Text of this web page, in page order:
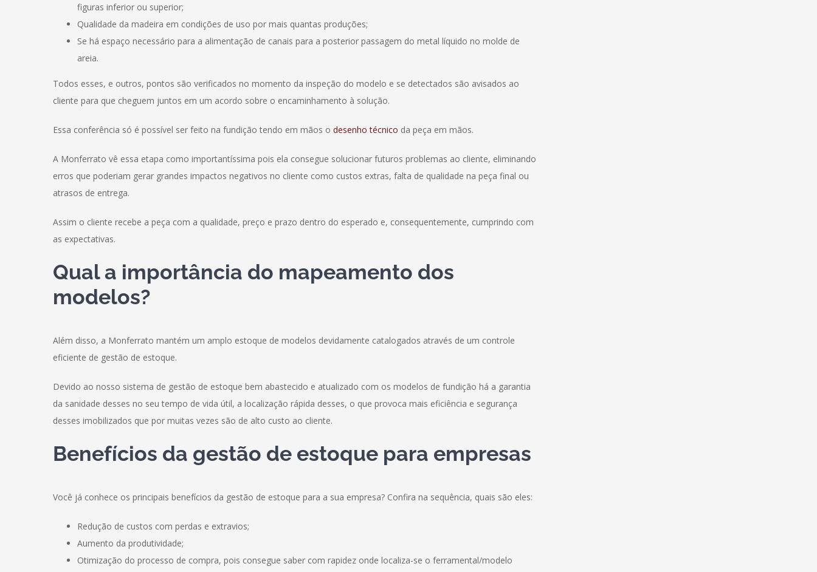
figuras inferior ou superior;
Qualidade da madeira em condições de uso por mais quantas produções;
Se há espaço necessário para a alimentação de canais para a posterior passagem do metal líquido no molde de
areia.
Todos esses, e outros, pontos são verificados no momento da inspeção do modelo e se detectados são avisados ao
cliente para que cheguem juntos em um acordo sobre o encaminhamento à solução.
Essa conferência só é possível ser feito na fundição tendo em mãos o desenho técnico da peça em mãos.
A Monferrato vê essa etapa como importantíssima pois ela consegue solucionar futuros problemas ao cliente, eliminando
erros que poderiam gerar grandes impactos negativos no cliente como custos extras, falta de qualidade na peça final ou
atrasos de entrega.
Assim o cliente recebe a peça com a qualidade, preço e prazo dentro do esperado e, consequentemente, cumprindo com
as expectativas.
Qual a importância do mapeamento dos
modelos?
Além disso, a Monferrato mantém um amplo estoque de modelos devidamente catalogados através de um controle
eficiente de gestão de estoque.
Devido ao nosso sistema de gestão de estoque bem abastecido e atualizado com os modelos de fundição há a garantia
da sanidade desses no seu tempo de vida útil, a localização rápida desses, o que provoca mais eficiência e segurança
desses imobilizados que por muitas vezes são de alto custo ao cliente.
Benefícios da gestão de estoque para empresas
Você já conhece os principais benefícios da gestão de estoque para a sua empresa? Confira na sequência, quais são eles:
Redução de custos com perdas e extravios;
Aumento da produtividade;
Otimização do processo de compra, pois consegue saber com rapidez onde localiza-se o ferramental/modelo